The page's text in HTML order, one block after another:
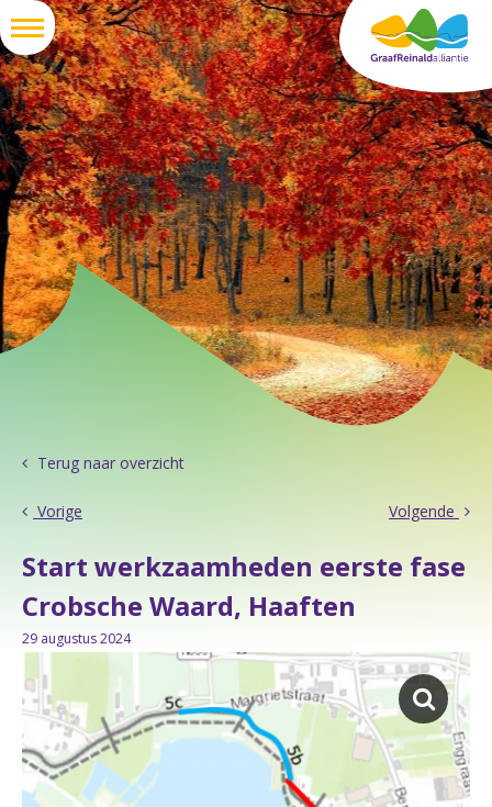
Terug naar overzicht
Volgende
Vorige
Start werkzaamheden eerste fase
Crobsche Waard, Haaften
29 augustus 2024